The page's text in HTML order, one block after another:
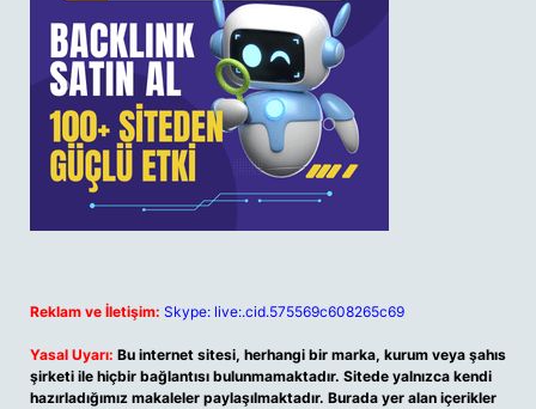
Reklam ve İletişim: Skype: live:.cid.575569c608265c69
Yasal Uyarı: Bu internet sitesi, herhangi bir marka, kurum veya şahıs
şirketi ile hiçbir bağlantısı bulunmamaktadır. Sitede yalnızca kendi
hazırladığımız makaleler paylaşılmaktadır. Burada yer alan içerikler